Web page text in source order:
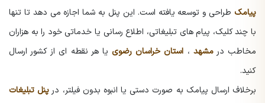
پیامک طراحی و توسعه یافته است. این پنل به شما اجازه می دهد تا تنها
با چند کلیک، پیام های تبلیغاتی، اطلاع رسانی یا خدماتی خود را به هزاران
مخاطب درمشهد ، استان خراسان رضوی یا هر نقطه ای از کشور ارسال
کنید.
برخلاف ارسال پیامک به صورت دستی یا انبوه بدون فیلتر، در پنل تبلیغات